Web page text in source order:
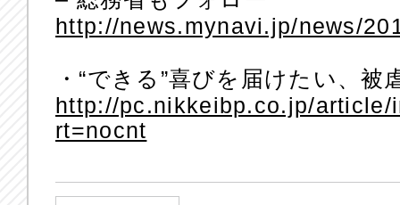
http://news.mynavi.jp/news/
・“できる”喜びを届けたい、
http://pc.nikkeibp.co.jp/
rt=nocnt